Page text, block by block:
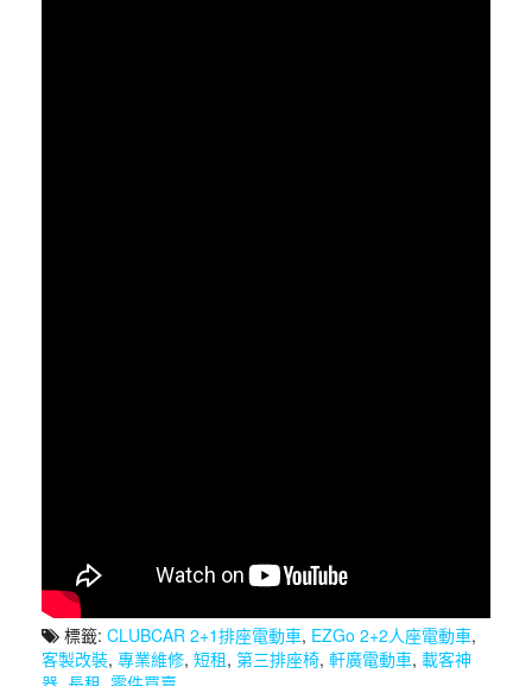
標籤: CLUBCAR 2+1排座電動車, EZGo 2+2人座電動車,
客製改裝, 專業維修, 短租, 第三排座椅, 軒廣電動車, 載客神